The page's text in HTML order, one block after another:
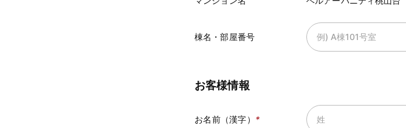
棟名・部屋番号
お客様情報
お名前（漢字） *